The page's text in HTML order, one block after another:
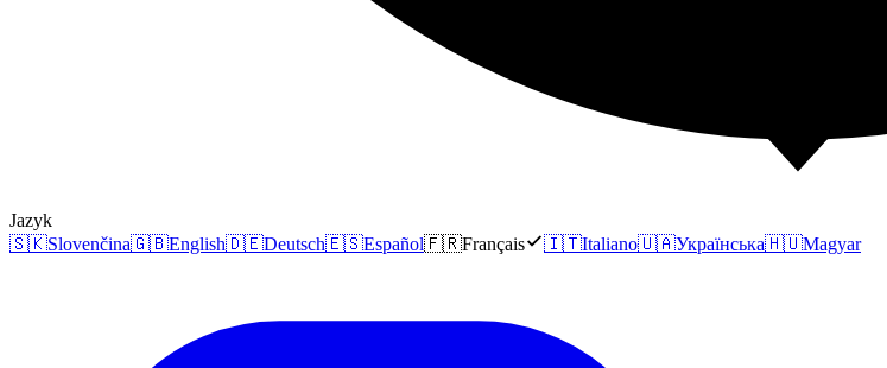
Jazyk
🇸🇰Slovenčina🇬🇧English🇩🇪Deutsch🇪🇸Español🇫🇷Français 🇮🇹Italiano🇺🇦Українська🇭🇺Magyar